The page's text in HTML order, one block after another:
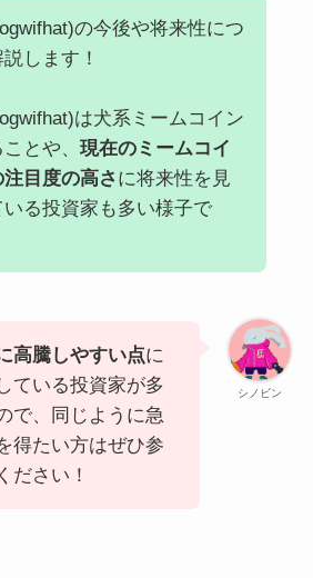
の今後や将来性につ
します！
は犬系ミームコイン
とや、 現在のミームコイ
注目度の高さ に将来性を見
いる投資家も多い様子で
シノビン
高騰しやすい点に
ている投資家が多
で、同じように急
得たい方はぜひ参
ださい！